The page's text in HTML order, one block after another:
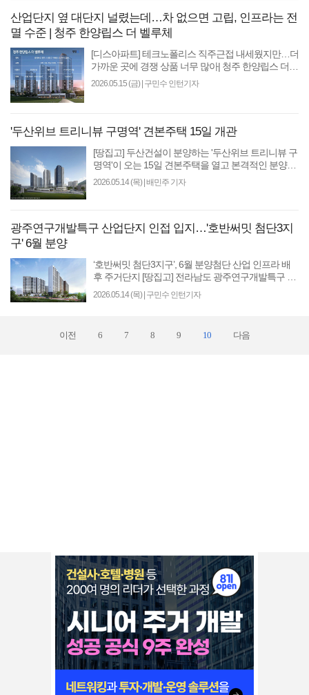
산업단지 옆 대단지 널렸는데…차 없으면 고립, 인프라는 전
멸 수준 | 청주 한양립스 더 벨루체
[디스아파트] 테크노폴리스 직주근접 내세웠지만…더
가까운 곳에 경쟁 상품 너무 많아| 청주 한양립스 더
벨루체 [땅집고] 산업단지 배후 수요와 직주근접을 앞
2026.05.15 (금)| 구민수 인턴기자
'두산위브 트리니뷰 구명역' 견본주택 15일 개관
[땅집고] 두산건설이 분양하는 '두산위브 트리니뷰 구
명역'이 오는 15일 견본주택을 열고 본격적인 분양에
돌입한다. 두산위브 트리니뷰 구명역은 부산시 북구
2026.05.14 (목)| 배민주 기자
광주연구개발특구 산업단지 인접 입지…'호반써밋 첨단3지
구' 6월 분양
‘호반써밋 첨단3지구’, 6월 분양첨단 산업 인프라 배
후 주거단지 [땅집고] 전라남도 광주연구개발특구 첨
단3지구에 들어서는 ‘호반써밋 첨단3지구’가 오는 6
2026.05.14 (목)| 구민수 인턴기자
이전 6 7 8 9 10 다음